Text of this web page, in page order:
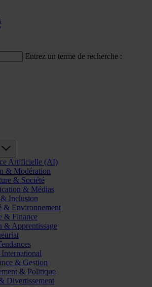
Entrez un terme de recherche :
Artificielle (AI)
& Modération
& Société
& Médias
Inclusion
& Environnement
& Finance
& Apprentissage
& Gestion
& Politique
Divertissement